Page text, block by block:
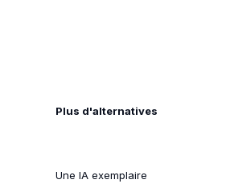
Plus d'alternatives
Une IA exemplaire